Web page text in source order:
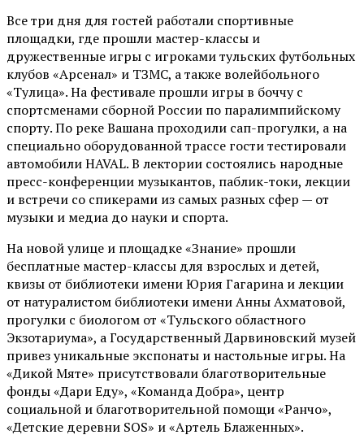
Все три дня для гостей работали спортивные
площадки, где прошли мастер-классы и
дружественные игры с игроками тульских футбольных
клубов «Арсенал» и ТЗМС, а также волейбольного
«Тулица». На фестивале прошли игры в боччу с
спортсменами сборной России по паралимпийскому
спорту. По реке Вашана проходили сап-прогулки, а на
специально оборудованной трассе гости тестировали
автомобили HAVAL. В лектории состоялись народные
пресс-конференции музыкантов, паблик-токи, лекции
и встречи со спикерами из самых разных сфер — от
музыки и медиа до науки и спорта.
На новой улице и площадке «Знание» прошли
бесплатные мастер-классы для взрослых и детей,
квизы от библиотеки имени Юрия Гагарина и лекции
от натуралистом библиотеки имени Анны Ахматовой,
прогулки с биологом от «Тульского областного
Экзотариума», а Государственный Дарвиновский музей
привез уникальные экспонаты и настольные игры. На
«Дикой Мяте» присутствовали благотворительные
фонды «Дари Еду», «Команда Добра», центр
социальной и благотворительной помощи «Ранчо»,
«Детские деревни SOS» и «Артель Блаженных».